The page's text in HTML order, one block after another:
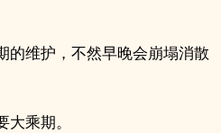
的维护，不然早晚会崩塌消散
乘期。